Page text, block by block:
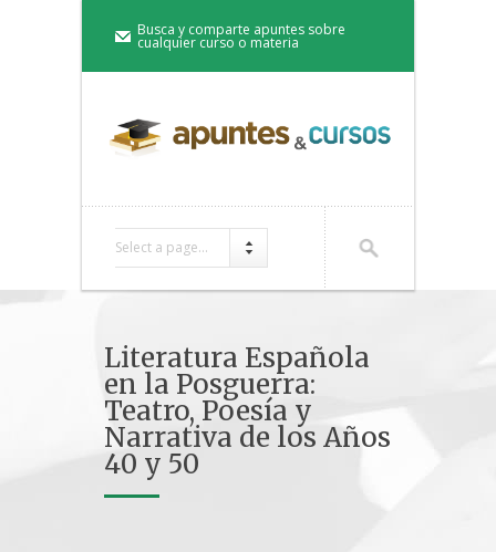
Busca y comparte apuntes sobre
cualquier curso o materia
Select a page...
Literatura Española
en la Posguerra:
Teatro, Poesía y
Narrativa de los Años
40 y 50